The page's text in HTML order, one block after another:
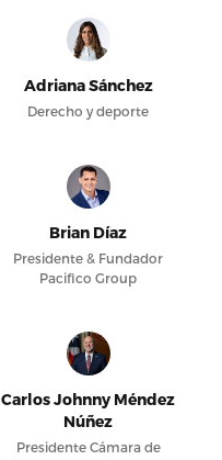
Adriana Sánchez
Derecho y deporte
Brian Díaz
Presidente & Fundador
Pacifico Group
Carlos Johnny Méndez
Núñez
Presidente Cámara de